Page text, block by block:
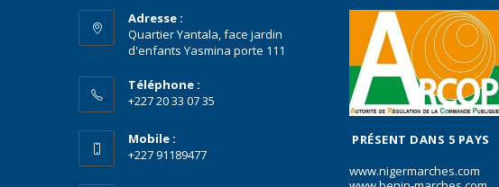
Adresse :
Quartier Yantala, face jardin
d'enfants Yasmina porte 111
Téléphone :
+227 20 33 07 35
Mobile :
+227 91189477
PRÉSENT DANS 5 PAYS
www.nigermarches.com